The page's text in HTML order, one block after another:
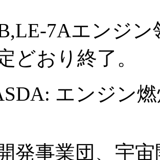
7Aエンジ
どおり終了。
エンジン
発事業団、宇